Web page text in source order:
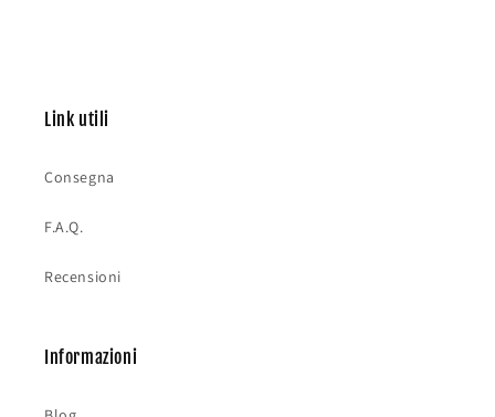
Link utili
Consegna
F.A.Q.
Recensioni
Informazioni